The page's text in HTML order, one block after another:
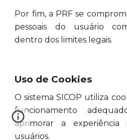
Por fim, a PRF se
pessoais do usuário
dentro dos limites legais.
Uso de Cookies
O sistema SICOP utiliza
funcionamento
aprimorar a experiência
usuários.